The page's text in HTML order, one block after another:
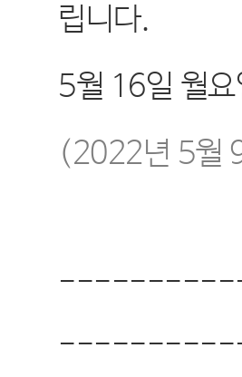
립니다.
5월 16일 월요
(2022년 5월